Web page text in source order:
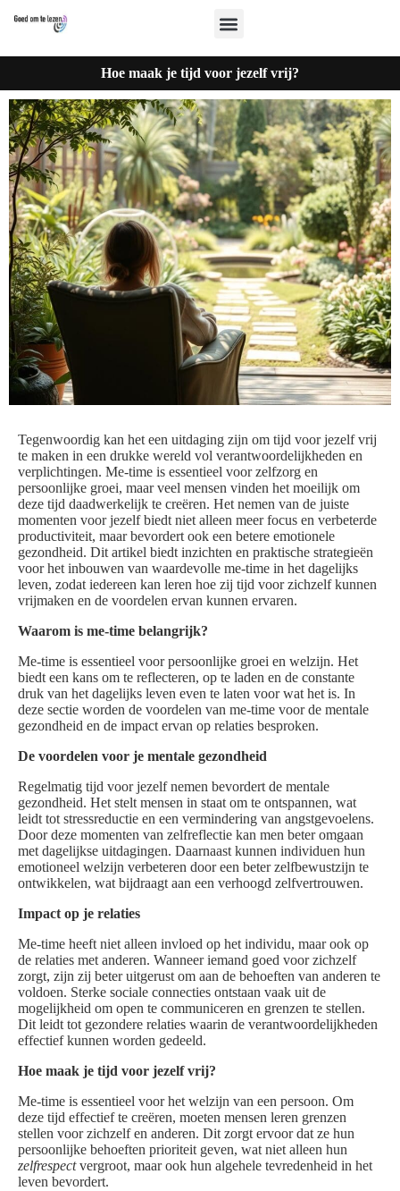
Hoe maak je tijd voor jezelf vrij?
Tegenwoordig kan het een uitdaging zijn om tijd voor jezelf vrij
te maken in een drukke wereld vol verantwoordelijkheden en
verplichtingen. Me-time is essentieel voor zelfzorg en
persoonlijke groei, maar veel mensen vinden het moeilijk om
deze tijd daadwerkelijk te creëren. Het nemen van de juiste
momenten voor jezelf biedt niet alleen meer focus en verbeterde
productiviteit, maar bevordert ook een betere emotionele
gezondheid. Dit artikel biedt inzichten en praktische strategieën
voor het inbouwen van waardevolle me-time in het dagelijks
leven, zodat iedereen kan leren hoe zij tijd voor zichzelf kunnen
vrijmaken en de voordelen ervan kunnen ervaren.
Waarom is me-time belangrijk?
Me-time is essentieel voor persoonlijke groei en welzijn. Het
biedt een kans om te reflecteren, op te laden en de constante
druk van het dagelijks leven even te laten voor wat het is. In
deze sectie worden de voordelen van me-time voor de mentale
gezondheid en de impact ervan op relaties besproken.
De voordelen voor je mentale gezondheid
Regelmatig tijd voor jezelf nemen bevordert de mentale
gezondheid. Het stelt mensen in staat om te ontspannen, wat
leidt tot stressreductie en een vermindering van angstgevoelens.
Door deze momenten van zelfreflectie kan men beter omgaan
met dagelijkse uitdagingen. Daarnaast kunnen individuen hun
emotioneel welzijn verbeteren door een beter zelfbewustzijn te
ontwikkelen, wat bijdraagt aan een verhoogd zelfvertrouwen.
Impact op je relaties
Me-time heeft niet alleen invloed op het individu, maar ook op
de relaties met anderen. Wanneer iemand goed voor zichzelf
zorgt, zijn zij beter uitgerust om aan de behoeften van anderen te
voldoen. Sterke sociale connecties ontstaan vaak uit de
mogelijkheid om open te communiceren en grenzen te stellen.
Dit leidt tot gezondere relaties waarin de verantwoordelijkheden
effectief kunnen worden gedeeld.
Hoe maak je tijd voor jezelf vrij?
Me-time is essentieel voor het welzijn van een persoon. Om
deze tijd effectief te creëren, moeten mensen leren grenzen
stellen voor zichzelf en anderen. Dit zorgt ervoor dat ze hun
persoonlijke behoeften prioriteit geven, wat niet alleen hun
zelfrespectvergroot, maar ook hun algehele tevredenheid in het
leven bevordert.